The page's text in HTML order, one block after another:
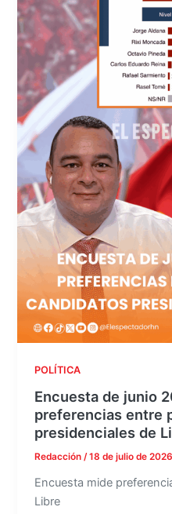
POLÍTICA
Encuesta de junio
preferencias entre
presidenciales de
Redacción/18 de julio de 2026
Encuesta mide
Libre